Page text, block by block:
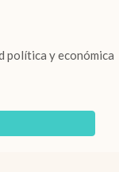
política y económica